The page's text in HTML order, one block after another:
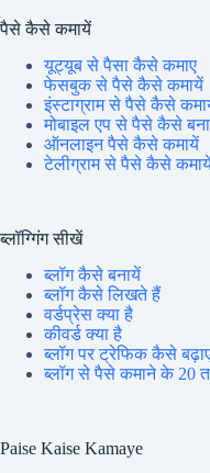
पैसे कैसे कमायें
यूट्यूब से पैसा कैसे कमाए
फेसबुक से पैसे कैसे कमायें
इंस्टाग्राम से पैसे कैसे
मोबाइल एप से पैसे कैसे
ऑनलाइन पैसे कैसे कमायें
टेलीग्राम से पैसे कैसे
ब्लॉग्गिंग सीखें
ब्लॉग कैसे बनायें
ब्लॉग कैसे लिखते हैं
वर्डप्रेस क्या है
कीवर्ड क्या है
ब्लॉग पर ट्रेफिक कैसे
ब्लॉग से पैसे कमाने के 20
Paise Kaise Kamaye